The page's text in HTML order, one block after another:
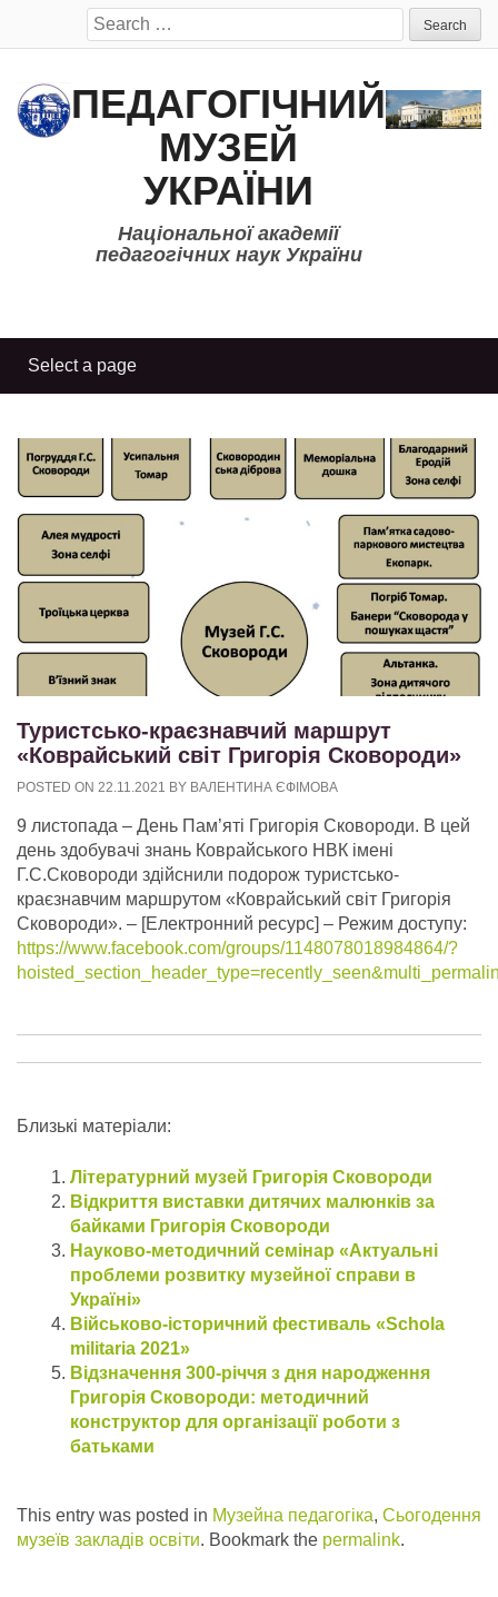
Search
for:
ПЕДАГОГІЧНИЙ
МУЗЕЙ
УКРАЇНИ
Національної академії
педагогічних наук України
Туристсько-краєзнавчий маршрут
«Коврайський світ Григорія Сковороди»
POSTED ON 22.11.2021 BY ВАЛЕНТИНА ЄФІМОВА
9 листопада – День Пам’яті Григорія Сковороди. В цей
день здобувачі знань Коврайського НВК імені
Г.С.Сковороди здійснили подорож туристсько-
краєзнавчим маршрутом «Коврайський світ Григорія
Сковороди». – [Електронний ресурс] – Режим доступу:
https://www.facebook.com/groups/1148078018984864/?
Близькі матеріали:
Літературний музей Григорія Сковороди
Відкриття виставки дитячих малюнків за
байками Григорія Сковороди
Науково-методичний семінар «Актуальні
проблеми розвитку музейної справи в
Україні»
Військово-історичний фестиваль «Schola
militaria 2021»
Відзначення 300-річчя з дня народження
Григорія Сковороди: методичний
конструктор для організації роботи з
батьками
This entry was posted in Музейна педагогіка, Сьогодення
музеїв закладів освіти. Bookmark the permalink.